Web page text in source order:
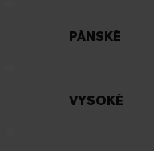
PÁNSKÉ
VYSOKÉ